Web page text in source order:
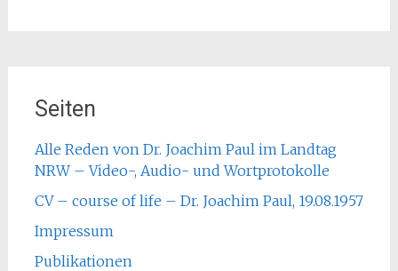
Seiten
Alle Reden von Dr. Joachim Paul im Landtag
NRW – Video-, Audio- und Wortprotokolle
CV – course of life – Dr. Joachim Paul, 19.08.1957
Impressum
Publikationen